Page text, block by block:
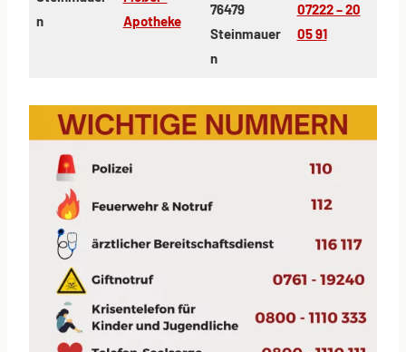
n
Apotheke
76479
Steinmauer
n
07222 – 20
05 91